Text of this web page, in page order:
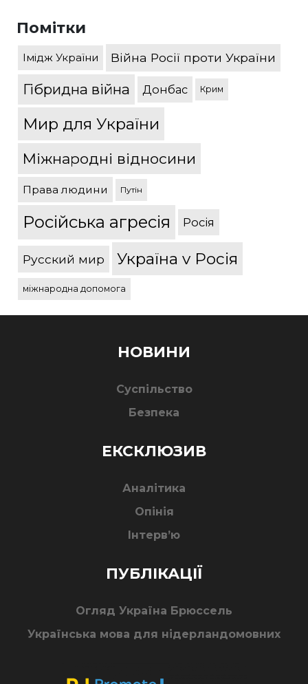
Помітки
Імідж України Війна Росії проти України
Гібридна війна Донбас Крим
Мир для України
Міжнародні відносини
Права людини Путін
Російська агресія Росія
Русский мир Україна v Росія
міжнародна допомога
НОВИНИ
Суспільство
Безпека
ЕКСКЛЮЗИВ
Аналітика
Опінія
Інтерв’ю
ПУБЛІКАЦІЇ
Огляд Україна Брюссель
Українська мова для нідерландомовних